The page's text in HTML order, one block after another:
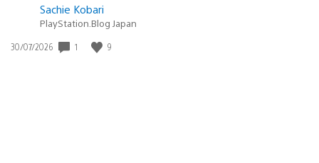
Sachie Kobari
PlayStation.Blog Japan
Date
30/07/2026 1 9